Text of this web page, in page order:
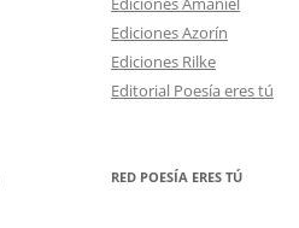
Ediciones Azorín
Ediciones Rilke
Editorial Poesía eres tú
RED POESÍA ERES TÚ